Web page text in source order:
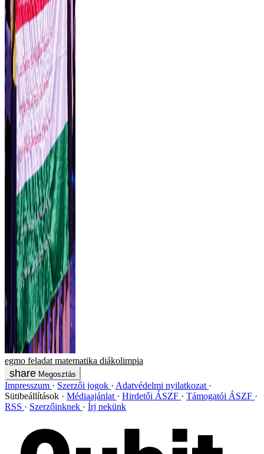
egmo feladat matematika diákolimpia
Megosztás
Impresszum Szerzői jogok
Adatvédelmi nyilatkozat
Sütibeállítások
Médiaajánlat Hirdetői ÁSZF
Támogatói ÁSZF
RSS
Szerzőinknek Írj nekünk